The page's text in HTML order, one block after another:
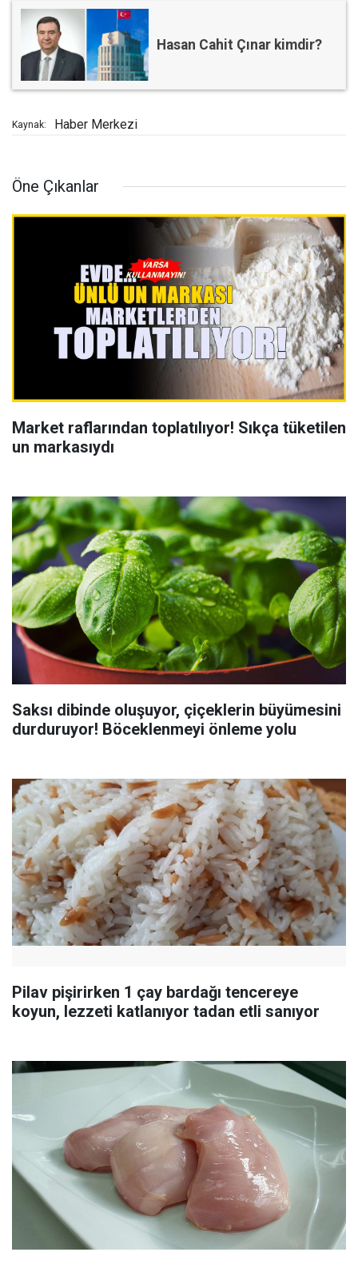
Hasan Cahit Çınar kimdir?
Kaynak: Haber Merkezi
Öne Çıkanlar
Market raflarından toplatılıyor! Sıkça tüketilen
un markasıydı
Saksı dibinde oluşuyor, çiçeklerin büyümesini
durduruyor! Böceklenmeyi önleme yolu
Pilav pişirirken 1 çay bardağı tencereye
koyun, lezzeti katlanıyor tadan etli sanıyor